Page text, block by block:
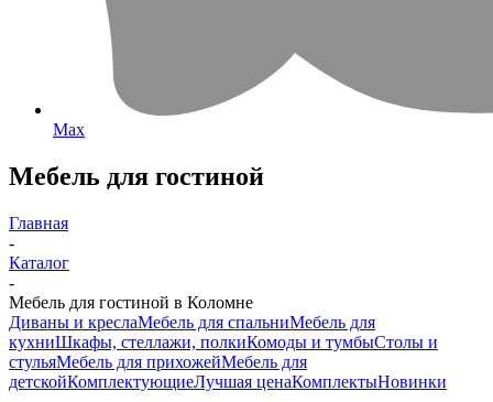
Max
Мебель для гостиной
Главная
-
Каталог
-
Мебель для гостиной в Коломне
Диваны и креслаМебель для спальниМебель для
кухниШкафы, стеллажи, полкиКомоды и тумбыСтолы и
стульяМебель для прихожейМебель для
детскойКомплектующиеЛучшая ценаКомплектыНовинки